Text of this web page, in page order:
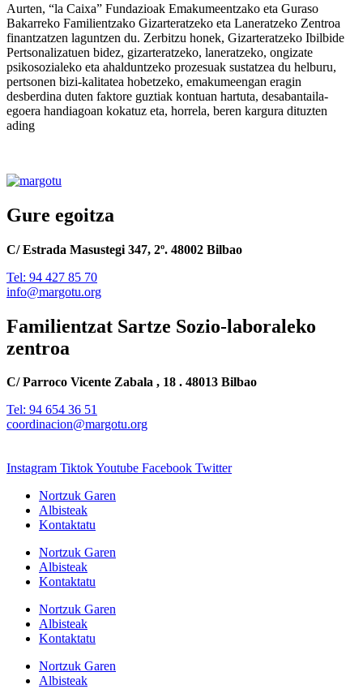
Aurten, “la Caixa” Fundazioak Emakumeentzako eta Guraso
Bakarreko Familientzako Gizarteratzeko eta Laneratzeko Zentroa
finantzatzen laguntzen du. Zerbitzu honek, Gizarteratzeko Ibilbide
Pertsonalizatuen bidez, gizarteratzeko, laneratzeko, ongizate
psikosozialeko eta ahalduntzeko prozesuak sustatzea du helburu,
pertsonen bizi-kalitatea hobetzeko, emakumeengan eragin
desberdina duten faktore guztiak kontuan hartuta, desabantaila-
egoera handiagoan kokatuz eta, horrela, beren kargura dituzten
ading
Gure egoitza
C/ Estrada Masustegi 347, 2º. 48002 Bilbao
Tel: 94 427 85 70
info@margotu.org
Familientzat Sartze Sozio-laboraleko
zentroa
C/ Parroco Vicente Zabala , 18 . 48013 Bilbao
Tel: 94 654 36 51
coordinacion@margotu.org
Instagram TiktokYoutube Facebook Twitter
Nortzuk Garen
Albisteak
Kontaktatu
Nortzuk Garen
Albisteak
Kontaktatu
Nortzuk Garen
Albisteak
Kontaktatu
Nortzuk Garen
Albisteak